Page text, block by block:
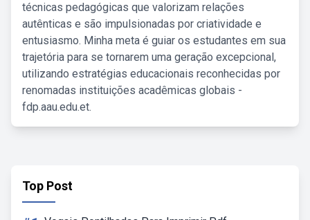
técnicas pedagógicas que valorizam relações
autênticas e são impulsionadas por criatividade e
entusiasmo. Minha meta é guiar os estudantes em sua
trajetória para se tornarem uma geração excepcional,
utilizando estratégias educacionais reconhecidas por
renomadas instituições acadêmicas globais -
fdp.aau.edu.et.
Top Post